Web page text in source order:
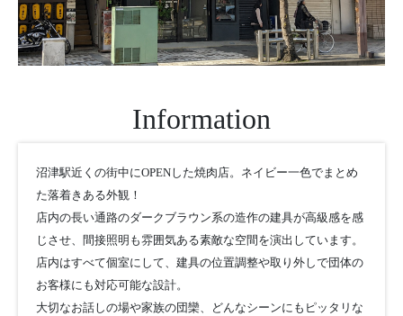
Information
沼津駅近くの街中にOPENした焼肉店。ネイビー一色でまとめ
た落着きある外観！
店内の長い通路のダークブラウン系の造作の建具が高級感を感
じさせ、間接照明も雰囲気ある素敵な空間を演出しています。
店内はすべて個室にして、建具の位置調整や取り外しで団体の
お客様にも対応可能な設計。
大切なお話しの場や家族の団欒、どんなシーンにもピッタリな
会社案内
ZEH